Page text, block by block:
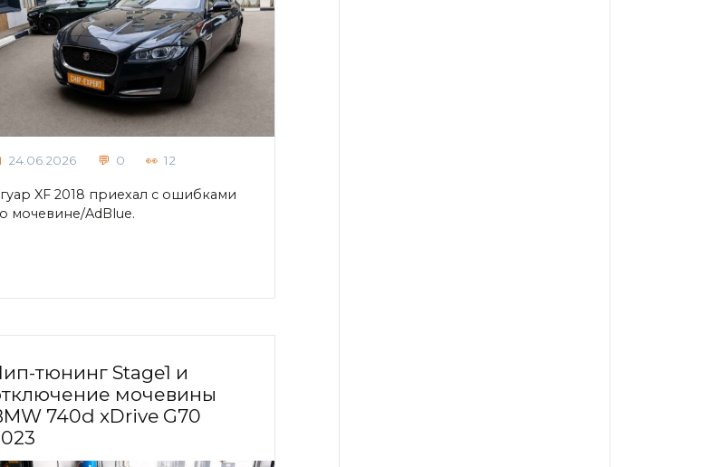
24.06.2026 0 12
XF 2018 приехал с ошибками
мочевине/AdBlue.
тюнинг Stage1 и
мочевины
740d xDrive G70